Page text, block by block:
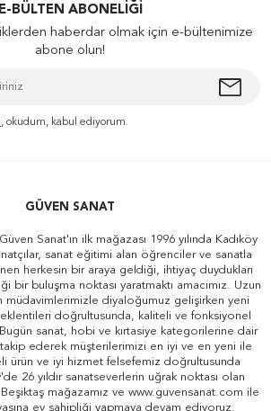
E-BÜLTEN ABONELIĞI
haberdar olmak için e-bültenimize
abone olun!
, okudum, kabul ediyorum.
GÜVEN SANAT
Sanat'ın ilk mağazası 1996 yılında Kadıköy
sanat eğitimi alan öğrenciler ve sanatla
herkesin bir araya geldiği, ihtiyaç duydukları
bir buluşma noktası yaratmaktı amacımız. Uzun
müdavimlerimizle diyaloğumuz gelişirken yeni
doğrultusunda, kaliteli ve fonksiyonel
sanat, hobi ve kırtasiye kategorilerine dair
ederek müşterilerimizi en iyi ve en yeni ile
ürün ve iyi hizmet felsefemiz doğrultusunda
26 yıldır sanatseverlerin uğrak noktası olan
Beşiktaş mağazamız ve www.guvensanat.com ile
ev sahipliği yapmaya devam ediyoruz.